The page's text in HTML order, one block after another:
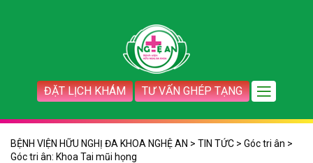
ĐẶT LỊCH KHÁM TƯ VẤN GHÉP TẠNG
BỆNH VIỆN HỮU NGHỊ ĐA KHOA NGHỆ AN > TIN TỨC > Góc tri ân >
Góc tri ân: Khoa Tai mũi họng